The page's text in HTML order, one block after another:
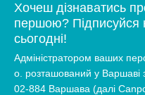
Хочеш дізнаватись
першою? Підписуйся
сьогодні!
Адміністратором ваших
о. розташований у Варшаві
02-884 Варшава (далі